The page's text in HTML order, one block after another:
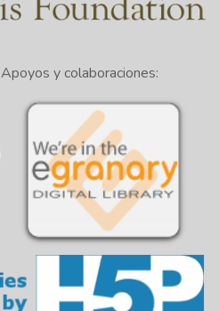
Apoyos y colaboraciones: